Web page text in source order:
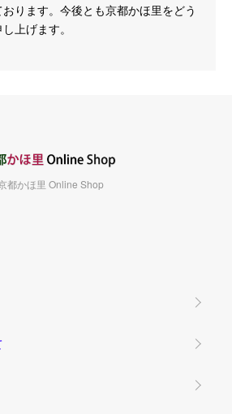
ります。今後とも京都かほ里をどう
上げます。
都かほ里 Online Shop